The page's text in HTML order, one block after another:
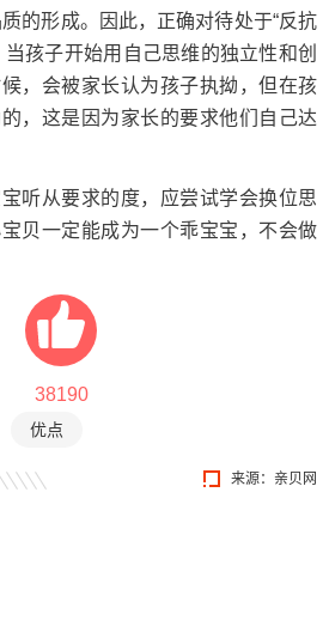
的形成。因此，正确对待处于“反抗
孩子开始用自己思维的独立性和创
，会被家长认为孩子执拗，但在孩
，这是因为家长的要求他们自己达
从要求的度，应尝试学会换位思
贝一定能成为一个乖宝宝，不会做
38190
优点
来源： 亲贝网